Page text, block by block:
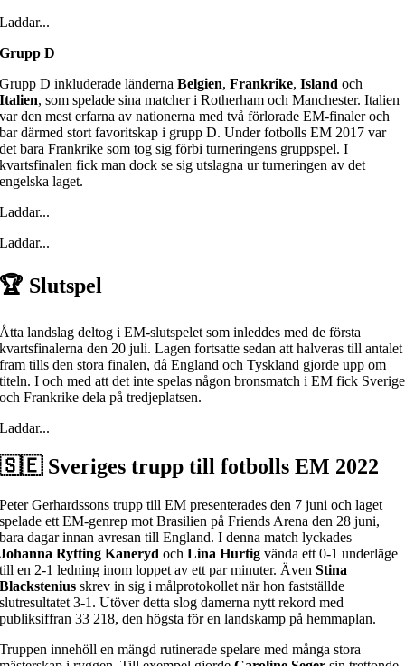
Laddar...
Grupp D
Grupp D inkluderade ländernaBelgien,Frankrike,Island och
Italien, som spelade sina matcher i Rotherham och Manchester. Italien
var den mest erfarna av nationerna med två förlorade EM-finaler och
bar därmed stort favoritskap i grupp D. Under fotbolls EM 2017 var
det bara Frankrike som tog sig förbi turneringens gruppspel. I
kvartsfinalen fick man dock se sig utslagna ur turneringen av det
engelska laget.
Laddar...
Laddar...
🏆 Slutspel
Åtta landslag deltog i EM-slutspelet som inleddes med de första
kvartsfinalerna den 20 juli. Lagen fortsatte sedan att halveras till antalet
fram tills den stora finalen, då England och Tyskland gjorde upp om
titeln. I och med att det inte spelas någon bronsmatch i EM fick Sverige
och Frankrike dela på tredjeplatsen.
Laddar...
🇸🇪 Sveriges trupp till fotbolls EM 2022
Peter Gerhardssons trupp till EM presenterades den 7 juni och laget
spelade ett EM-genrep mot Brasilien på Friends Arena den 28 juni,
bara dagar innan avresan till England. I denna match lyckades
Johanna Rytting Kaneryd ochLina Hurtig vända ett 0-1 underläge
till en 2-1 ledning inom loppet av ett par minuter. ÄvenStina
Blackstenius skrev in sig i målprotokollet när hon fastställde
slutresultatet 3-1. Utöver detta slog damerna nytt rekord med
publiksiffran 33 218, den högsta för en landskamp på hemmaplan.
Truppen innehöll en mängd rutinerade spelare med många stora